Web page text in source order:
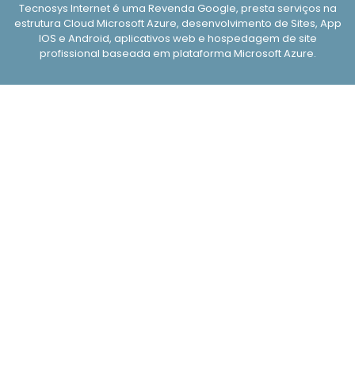
Tecnosys Internet é uma Revenda Google, presta serviços na
estrutura Cloud Microsoft Azure, desenvolvimento de Sites, App
IOS e Android, aplicativos web e hospedagem de site
profissional baseada em plataforma Microsoft Azure.